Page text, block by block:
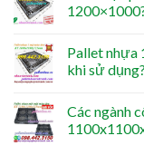
Pallet
khi sử dụng?
Các ngành